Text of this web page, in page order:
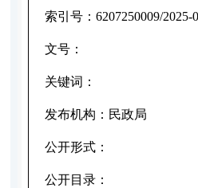
索引号： 6207250009/2025-
文号：
关键词：
发布机构： 民政局
公开形式：
公开目录：